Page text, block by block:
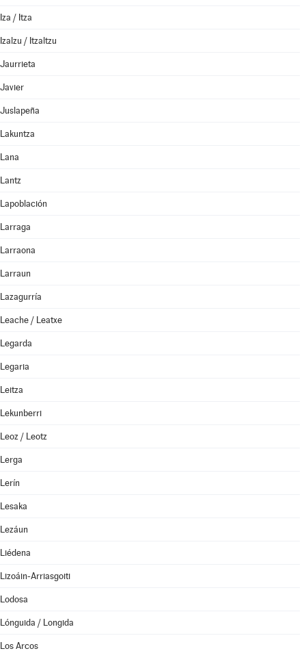
Iza / Itza
Izalzu / Itzaltzu
Jaurrieta
Javier
Juslapeña
Lakuntza
Lana
Lantz
Lapoblación
Larraga
Larraona
Larraun
Lazagurría
Leache / Leatxe
Legarda
Legaria
Leitza
Lekunberri
Leoz / Leotz
Lerga
Lerín
Lesaka
Lezáun
Liédena
Lizoáin-Arriasgoiti
Lodosa
Lónguida / Longida
Los Arcos